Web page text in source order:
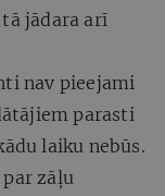
jādara arī
nav pieejami
parasti
laiku nebūs.
zāļu